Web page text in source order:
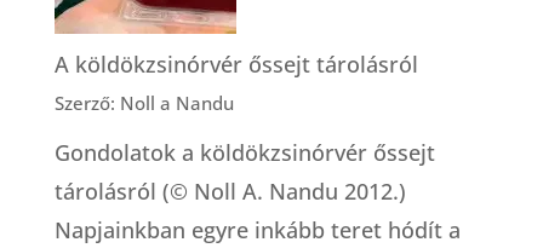
A köldökzsinórvér őssejt tárolásról
Szerző: Noll a Nandu
Gondolatok a köldökzsinórvér őssejt
tárolásról (© Noll A. Nandu 2012.)
Napjainkban egyre inkább teret hódít a